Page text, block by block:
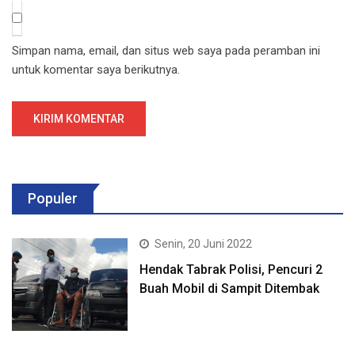
Simpan nama, email, dan situs web saya pada peramban ini
untuk komentar saya berikutnya.
Populer
Senin, 20 Juni 2022
Hendak Tabrak Polisi, Pencuri 2
Buah Mobil di Sampit Ditembak